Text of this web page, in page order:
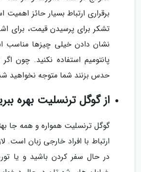
برقراری ارتباط بسیار حائز
تشکر برای پرسیدن قیمت، برای
نشان دادن خیلی چیزها مناسب
پانتومیم استفاده نکنید. چون
حدس بزنند شما متوجه نخواهید
از گوگل ترنسلیت بهره
گوگل ترنسلیت همواره و همه جا
ارتباط با افراد خارجی زبان است.
در حال سفر کردن باشید و یا